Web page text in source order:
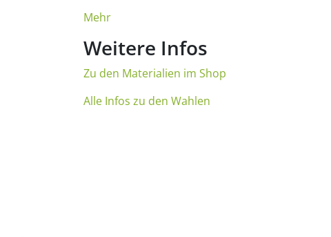
Mehr
Weitere Infos
Zu den Materialien im Shop
Alle Infos zu den Wahlen